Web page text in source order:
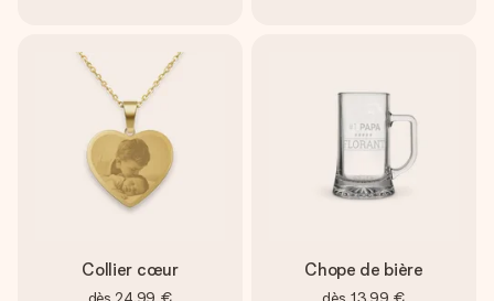
Collier cœur Chope de bière